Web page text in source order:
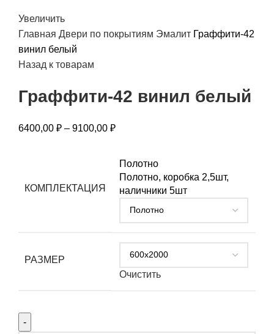
Увеличить
Главная Двери по покрытиям Эмалит Граффити-42
винил белый
Назад к товарам
Граффити-42 винил белый
6400,00 ₽ – 9100,00 ₽
КОМПЛЕКТАЦИЯ
Полотно
Полотно, коробка 2,5шт,
наличники 5шт
РАЗМЕР
Очистить